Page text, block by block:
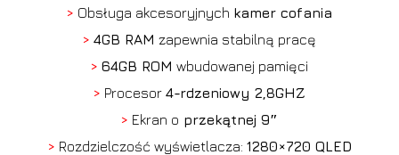
> Obsługa akcesoryjnych kamer cofania
> 4GB RAM zapewnia stabilną pracę
> 64GB ROM wbudowanej pamięci
> Procesor4-rdzeniowy 2,8GHZ
> Ekran o przekątnej 9″
> Rozdzielczość wyświetlacza: 1280×720 QLED